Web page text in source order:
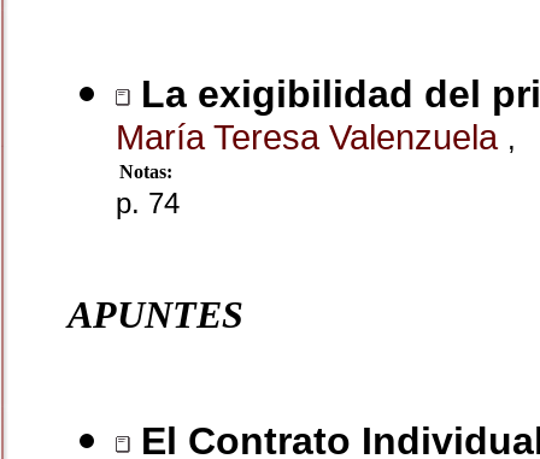
La exigibilidad del
María Teresa Valenzuela ,
Notas:
p. 74
APUNTES
El Contrato